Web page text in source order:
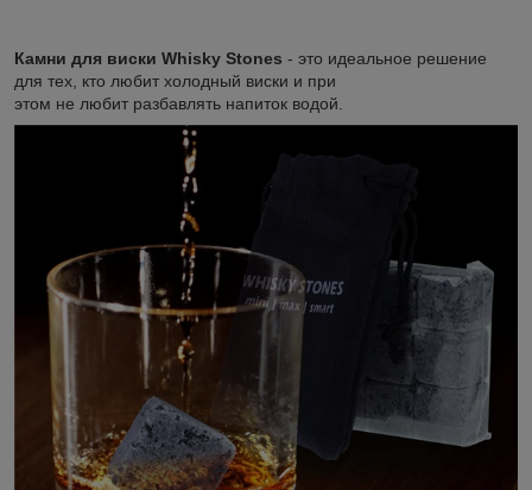
Камни для виски Whisky Stones - это идеальное решение
для тех, кто любит холодный виски и при
этом не любит разбавлять напиток водой.